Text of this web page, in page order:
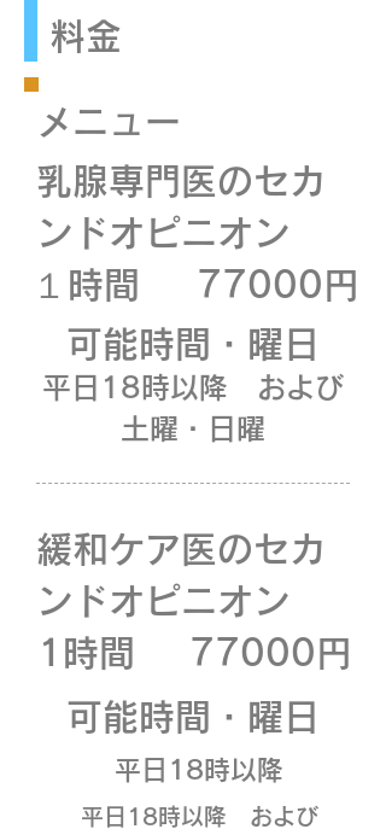
料金
​メニュー
​乳腺専門医のセカ
ンドオピニオン
77000円
​１時間
​可能時間・曜日
平日18時以降 および
土曜・日曜​​
​緩和ケア医のセカ
ンドオピニオン
77000円
1時間
​可能時間・曜日
平日18時以降
平日18時以降 および